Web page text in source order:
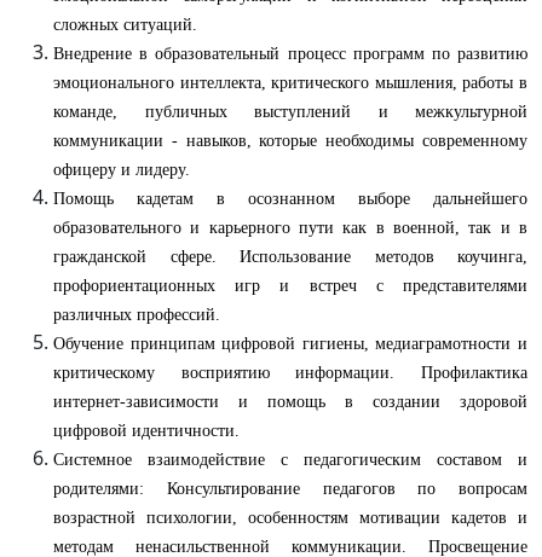
сложных ситуаций.
Внедрение в образовательный процесс программ по развитию
эмоционального интеллекта, критического мышления, работы в
команде, публичных выступлений и межкультурной
коммуникации - навыков, которые необходимы современному
офицеру и лидеру.
Помощь кадетам в осознанном выборе дальнейшего
образовательного и карьерного пути как в военной, так и в
гражданской сфере. Использование методов коучинга,
профориентационных игр и встреч с представителями
различных профессий.
Обучение принципам цифровой гигиены, медиаграмотности и
критическому восприятию информации. Профилактика
интернет-зависимости и помощь в создании здоровой
цифровой идентичности.
Системное взаимодействие с педагогическим составом и
родителями: Консультирование педагогов по вопросам
возрастной психологии, особенностям мотивации кадетов и
методам ненасильственной коммуникации. Просвещение